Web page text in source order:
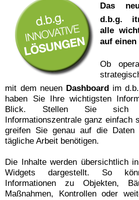
Das
d.b.g.
alle
auf
Ob
mit dem neuen Dashboardim
haben Sie Ihre wichtigsten
Blick. Stellen Sie sich
Informationszentrale ganz einfach
greifen Sie genau auf die
tägliche Arbeit benötigen.
Die Inhalte werden übersichtlich
Widgets dargestellt. So
Informationen zu Objekten,
Maßnahmen, Kontrollen oder